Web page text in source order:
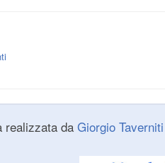
realizzata da Giorgio Taverniti